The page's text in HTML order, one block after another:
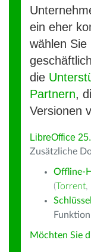
ein eher
wählen
die
Partnern,
Versionen
LibreOffice
Zusätzliche
Offline-
(Torrent,
Möchten Sie